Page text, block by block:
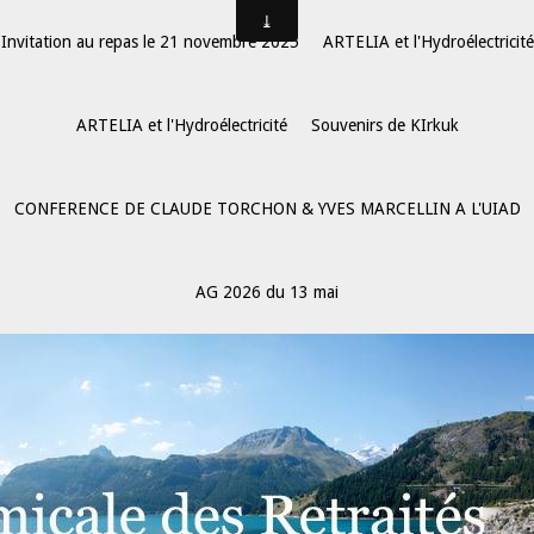
Invitation au repas le 21 novembre 2025 ARTELIA et l'Hydroélectricité
ARTELIA et l'Hydroélectricité Souvenirs de KIrkuk
CONFERENCE DE CLAUDE TORCHON & YVES MARCELLIN A L'UIAD
AG 2026 du 13 mai